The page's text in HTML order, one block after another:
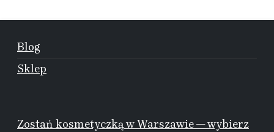
Blog
Sklep
Zostań kosmetyczką w Warszawie — wybierz